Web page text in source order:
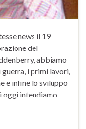
news il 19
del
abbiamo
guerra, i primi lavori,
e infine lo sviluppo
oggi intendiamo